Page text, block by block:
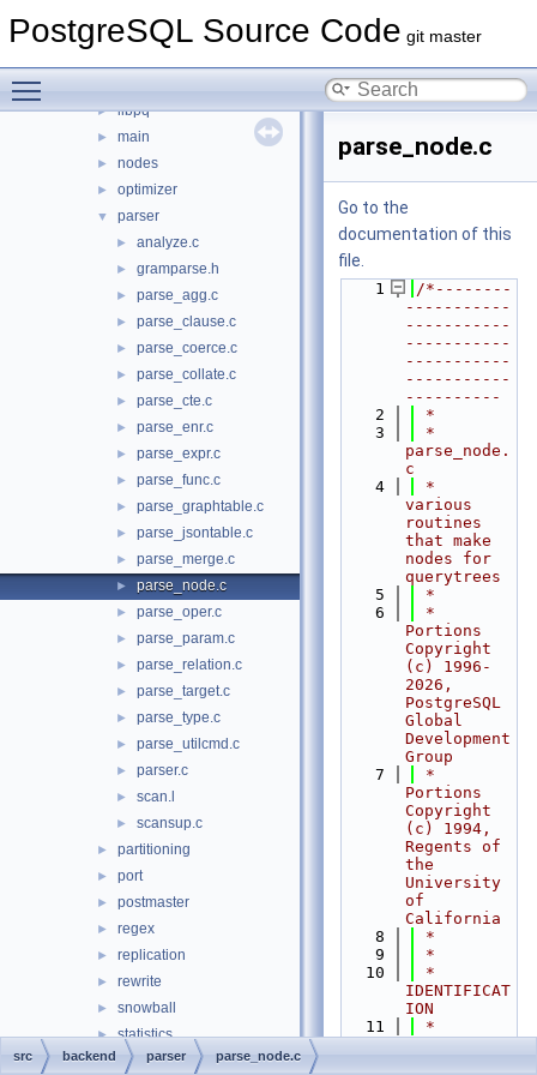
PostgreSQL Source Code git master
► foreign
► libpq
► main
► nodes
► optimizer
▼ parser
► analyze.c
► gramparse.h
► parse_agg.c
► parse_clause.c
► parse_coerce.c
► parse_collate.c
► parse_cte.c
► parse_enr.c
► parse_expr.c
► parse_func.c
► parse_graphtable.c
► parse_jsontable.c
► parse_merge.c
► parse_node.c
► parse_oper.c
► parse_param.c
► parse_relation.c
► parse_target.c
► parse_type.c
► parse_utilcmd.c
► parser.c
► scan.l
► scansup.c
► partitioning
► port
► postmaster
► regex
► replication
► rewrite
► snowball
► statistics
► storage
parse_node.c
Go to the
documentation of this
file.
    1
/*--------
-----------
-----------
-----------
-----------
-----------
----------
    2
*
    3
*
parse_node.
c
    4
*
various
routines
that make
nodes for
querytrees
    5
*
    6
*
Portions
Copyright
(c) 1996-
2026,
PostgreSQL
Global
Development
Group
    7
*
Portions
Copyright
(c) 1994,
Regents of
the
University
of
California
    8
*
    9
*
   10
*
IDENTIFICAT
ION
   11
*
src backend parser parse_node.c